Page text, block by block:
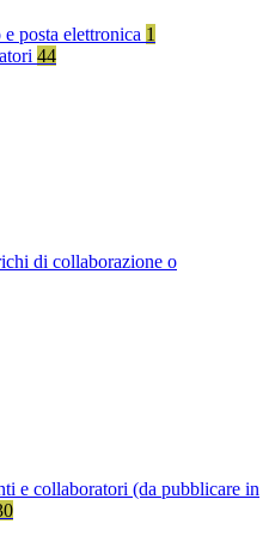
posta elettronica 1
44
di collaborazione o
e collaboratori (da pubblicare in